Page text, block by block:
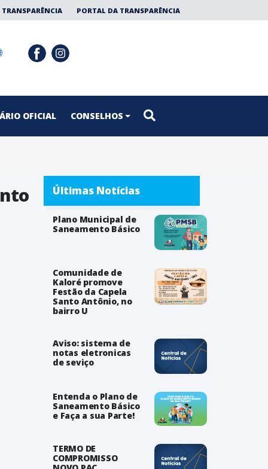
PORTAL DA TRANSPARÊNCIA
OFICIAL CONSELHOS
Últimas Notícias
Plano Municipal de
Saneamento Básico
Comunidade de
Kaloré promove
Festão da Capela
Santo Antônio, no
bairro U
Aviso: sistema de
notas eletronicas
de seviço
Entenda o Plano de
Saneamento Básico
e Faça a sua Parte!
TERMO DE
COMPROMISSO